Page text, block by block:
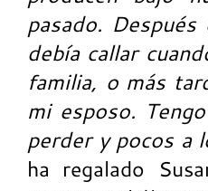
pasado.
debía callar
familia, o más
mi esposo.
perder y pocos a
ha regalado